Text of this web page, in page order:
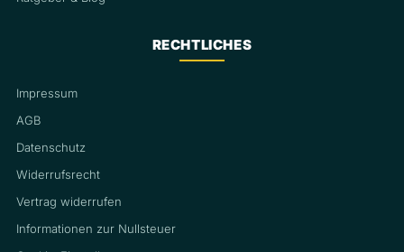
RECHTLICHES
Impressum
AGB
Datenschutz
Widerrufsrecht
Vertrag widerrufen
Informationen zur Nullsteuer